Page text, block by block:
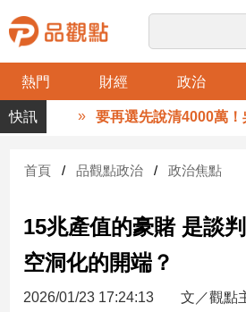
熱門 財經 政治
品
觀
財
台
灣
財
新
要再選先說清4000萬！吳
首頁 品觀點政治 政治焦點
15兆產值的豪賭 是談
空洞化的開端？
2026/01/23 17:24:13 文／觀點